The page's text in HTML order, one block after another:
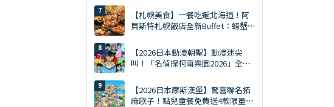
（2026年版）
【札幌美食】一餐吃遍北海道！阿
貝斯特札幌飯店全新Buffet：螃蟹
湯咖哩
【2026日本動漫朝聖】動漫迷尖
叫！「名偵探柯南樂園2026」全日
色拍照會、交通預約懶人包
【2026日本摩斯漢堡】驚喜聯名拓
麻歌子！點兒童餐免費送4款限量電